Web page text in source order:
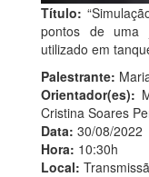
Título:
pontos de uma
utilizado em
Palestrante:
Orientador(es):
Cristina Soares
Data: 30/08/2022
Hora: 10:30h
Local: